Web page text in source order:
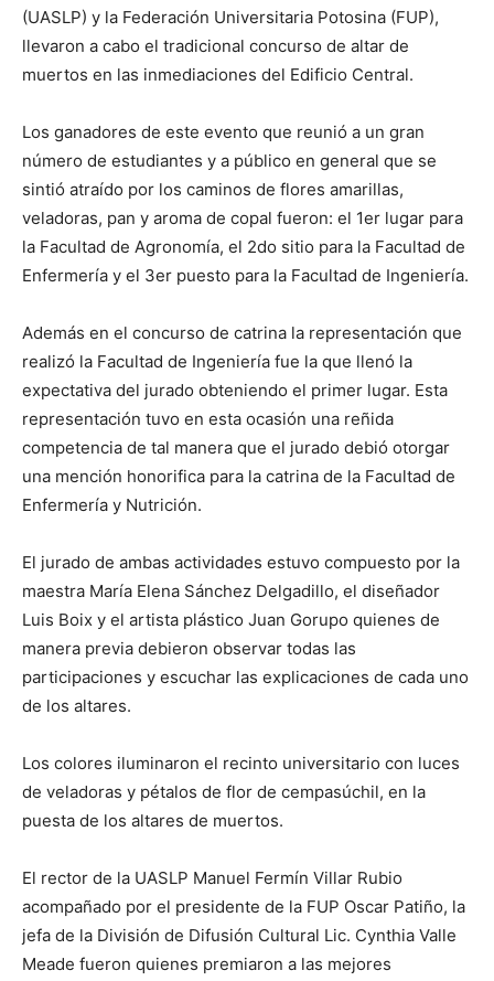
(UASLP) y la Federación Universitaria Potosina (FUP),
llevaron a cabo el tradicional concurso de altar de
muertos en las inmediaciones del Edificio Central.
Los ganadores de este evento que reunió a un gran
número de estudiantes y a público en general que se
sintió atraído por los caminos de flores amarillas,
veladoras, pan y aroma de copal fueron: el 1er lugar para
la Facultad de Agronomía, el 2do sitio para la Facultad de
Enfermería y el 3er puesto para la Facultad de Ingeniería.
Además en el concurso de catrina la representación que
realizó la Facultad de Ingeniería fue la que llenó la
expectativa del jurado obteniendo el primer lugar. Esta
representación tuvo en esta ocasión una reñida
competencia de tal manera que el jurado debió otorgar
una mención honorifica para la catrina de la Facultad de
Enfermería y Nutrición.
El jurado de ambas actividades estuvo compuesto por la
maestra María Elena Sánchez Delgadillo, el diseñador
Luis Boix y el artista plástico Juan Gorupo quienes de
manera previa debieron observar todas las
participaciones y escuchar las explicaciones de cada uno
de los altares.
Los colores iluminaron el recinto universitario con luces
de veladoras y pétalos de flor de cempasúchil, en la
puesta de los altares de muertos.
El rector de la UASLP Manuel Fermín Villar Rubio
acompañado por el presidente de la FUP Oscar Patiño, la
jefa de la División de Difusión Cultural Lic. Cynthia Valle
Meade fueron quienes premiaron a las mejores